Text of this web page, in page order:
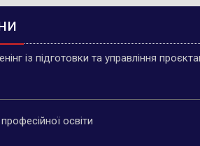
із підготовки та управління
освіти